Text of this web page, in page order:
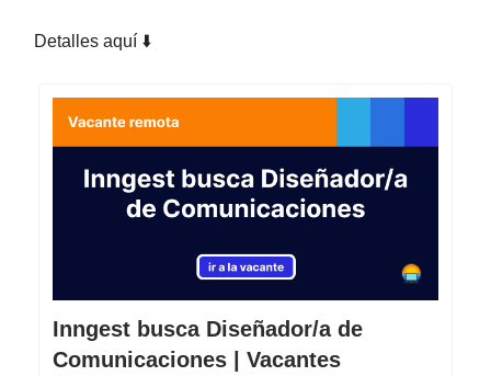
Detalles aquí ⬇️
Inngest busca Diseñador/a de
Comunicaciones | Vacantes